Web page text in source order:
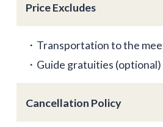
Price Excludes
・Transportation to the
・Guide gratuities (optional)
Cancellation Policy